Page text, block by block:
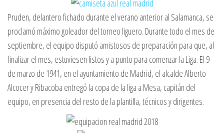
Pruden, delantero fichado durante el verano anterior al Salamanca, se
proclamó máximo goleador del torneo liguero. Durante todo el mes de
septiembre, el equipo disputó amistosos de preparación para que, al
finalizar el mes, estuviesen listos y a punto para comenzar la Liga. El 9
de marzo de 1941, en el ayuntamiento de Madrid, el alcalde Alberto
Alcocer y Ribacoba entregó la copa de la liga a Mesa, capitán del
equipo, en presencia del resto de la plantilla, técnicos y dirigentes.